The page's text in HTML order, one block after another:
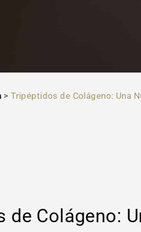
>Tripéptidos de Colágeno: Una
de Colágeno: